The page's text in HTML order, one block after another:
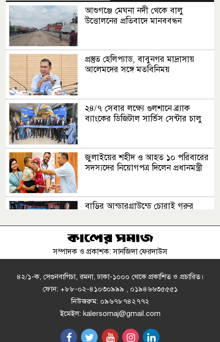
আশুগঞ্জে মেঘনা নদী থেকে বালু
উত্তোলনের প্রতিবাদে মানববন্ধন
প্রস্তুত হেলিপ্যাড, বাবুনগর মাদ্রাসায়
আলেমদের সঙ্গে মতবিনিময়
২৪/৭ সেবার লক্ষ্যে গুলশানে ব্র্যাক
ব্যাংকের ডিজিটাল সার্ভিস সেন্টার চালু
জুলাইয়ের শহীদ ও আহত ১০ পরিবারের
সদস্যদের নিয়োগপত্র দিলেন প্রধানমন্ত্রী
বাড়ির আন্ডারগ্রাউন্ডে চোরাই গরুর
‘দিল্লিতে শেখ হাসিনার রাজনৈতিক
বাজার সিন্ডিকেট ও মজুতদারি করলেই
কঠোর ব্যবস্থা: আইনমন্ত্রী
সম্পাদক ও প্রকাশক: সানজিদা ফেরদাউস
৪২/১-ক, সেগুনবাগিচা, রমনা, ঢাকা-১০০০ থেকে প্রকাশিত ও প্রচারিত।
ফোন: +৮৮-০২-৪১০৩০৯৯৯ , ০১৯৪৬৬৩৫৫৫১
নিউজরুম: ০৯৬৭৮৭৪২৭৭২
ইমেইল: kalersomaj@gmail.com